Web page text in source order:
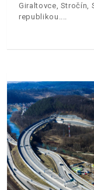
Giraltovce, Stročín,
republikou.